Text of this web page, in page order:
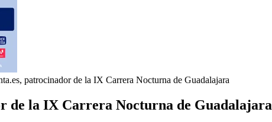
patrocinador de la IX Carrera Nocturna de Guadalajara
de la IX Carrera Nocturna de Guadalajara